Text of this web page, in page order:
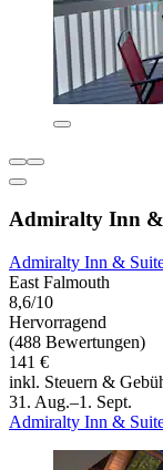
Admiralty Inn &
Admiralty Inn &
East Falmouth
8,6/10
Hervorragend
(488 Bewertungen)
141 €
inkl. Steuern &
31. Aug.–1. Sept.
Admiralty Inn &